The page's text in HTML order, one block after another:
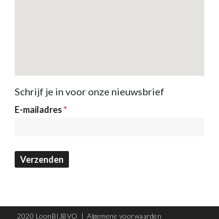
Schrijf je in voor onze nieuwsbrief
Nieuwsbrief
E-mailadres*
Verzenden
2020 LoonBIJBVO | Algemene voorwaarden